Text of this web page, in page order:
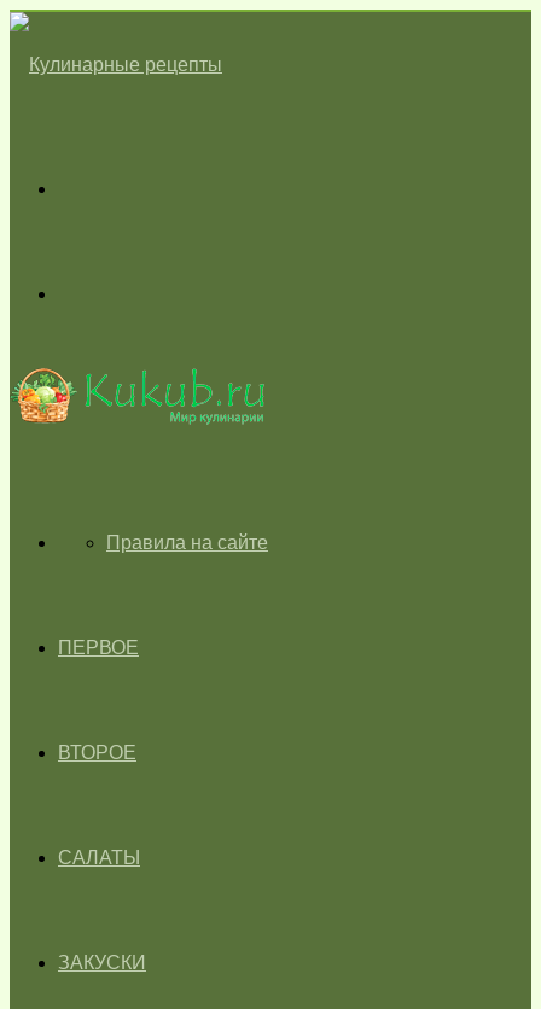
skin
ГЛАВНАЯПравила на сайте
ПЕРВОЕ
ВТОРОЕ
САЛАТЫ
ЗАКУСКИ